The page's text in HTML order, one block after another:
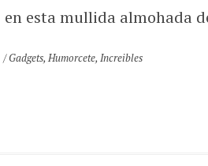
esta mullida almohada
Gadgets,Humorcete,Increibles